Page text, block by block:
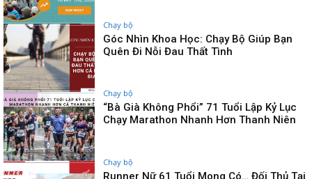
Chạy bộ
Góc Nhìn Khoa Học: Chạy Bộ Giúp Bạn
Quên Đi Nỗi Đau Thất Tình
Chạy bộ
“Bà Già Không Phổi” 71 Tuổi Lập Kỷ Lục
Chạy Marathon Nhanh Hơn Thanh Niên
Chạy bộ
Runner Nữ 61 Tuổi Mong Có… Đối Thủ Tại